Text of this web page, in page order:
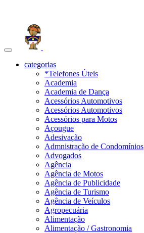
Toggle
navigationcategorias
*Telefones Úteis
Academia
Academia de Dança
Acessórios Automotivos
Acessórios Automotivos
Acessórios para Motos
Açougue
Adesivação
Admnistração de Condomínios
Advogados
Agência
Agência de Motos
Agência de Publicidade
Agência de Turismo
Agência de Veículos
Agropecuária
Alimentação
Alimentação / Gastronomia